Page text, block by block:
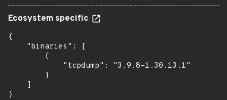
Ecosystem specific
{
    "binaries": [
        {
            "tcpdump": "3.9.8-1.30.13.1"
        }
    ]
}